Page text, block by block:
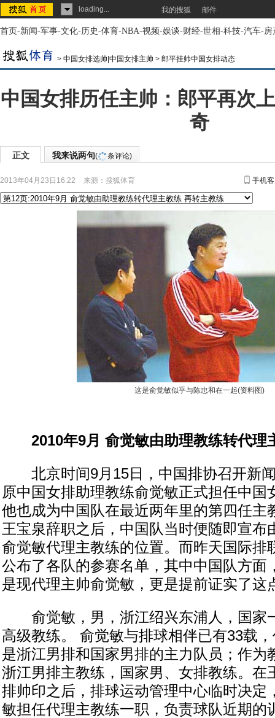
loading... 我的搜狐 邮件
首页-新闻-军事-文化-历史-体育-NBA-视频-娱谈-财经-世相-科技-汽车-房
> 中国女排选帅|中国女排主帅 > 郎平挂帅中国女排动态
中国女排历任主帅：郎平再次
奇
正文 我来说两句( 条评论)
2013年04月23日16:22 来源： 搜狐体育 手机
这是俞觉敏似乎与陈忠和在一起(资料图)
2010年9月 俞觉敏由助理教练转代理
北京时间9月15日，中国排协召开新
原中国女排助理教练俞觉敏正式担任中国
他也成为中国队在最近两年里的第四任主
王宝泉辞职之后，中国队当时便随即宣布
俞觉敏代理主教练的位置。而昨天国际排
公布了各队的参赛名单，其中中国队方面
是现代理主帅俞觉敏，更是提前证实了这
俞觉敏，男，浙江绍兴东浦人，国家
高级教练。 俞觉敏与排球相伴已有33载
是浙江男排和国家男排的主力队员；作为
浙江男排主教练，国家男、女排教练。在
排帅印之后，排球运动管理中心临时决定
敏担任代理主教练一职，负责球队近期的